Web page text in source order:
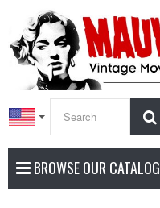
BROWSE OUR CATALOG